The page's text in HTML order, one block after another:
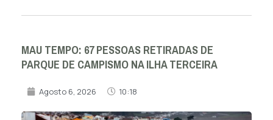
MAU TEMPO: 67 PESSOAS RETIRADAS DE
PARQUE DE CAMPISMO NA ILHA TERCEIRA
Agosto 6, 2026 10:18